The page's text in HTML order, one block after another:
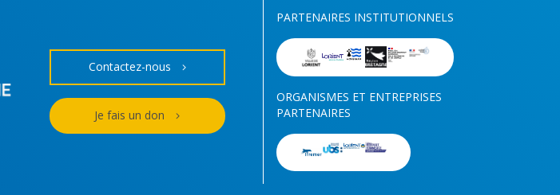
Contactez-nous
Je fais un don
PARTENAIRES INSTITUTIONNELS
ORGANISMES ET ENTREPRISES
PARTENAIRES